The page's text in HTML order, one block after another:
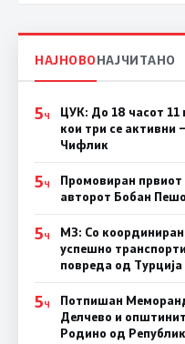
НАЈНОВОНАЈЧИТАНО
5Ч
ЦУК: До 18 часот 11
кои три се активни
Чифлик
5Ч
Промовиран
авторот Бобан
5Ч
МЗ: Со
успешно
повреда од Турција
5Ч
Потпишан
Делчево и
Родино од